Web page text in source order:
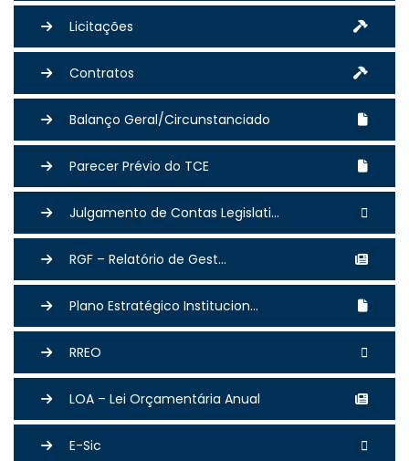
Licitações
Contratos
Balanço Geral/Circunstanciado
Parecer Prévio do TCE
Julgamento de Contas Legislati...
RGF – Relatório de Gest...
Plano Estratégico Institucion...
RREO
LOA – Lei Orçamentária Anual
E-Sic